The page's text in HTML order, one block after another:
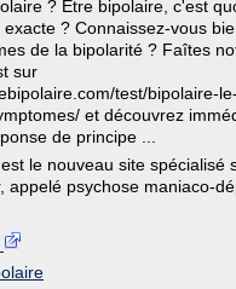
? Être bipolaire, c'est
exacte ? Connaissez-vous
de la bipolarité ? Faîtes
sur
test/bipolaire-le-
et découvrez
de principe ...
le nouveau site spécialisé
appelé psychose maniaco-